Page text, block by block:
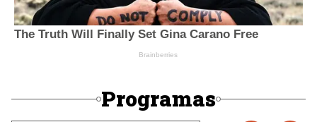
Programas